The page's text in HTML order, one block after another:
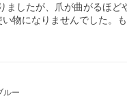
ましたが、爪が曲がるほど
物になりませんでした。
ルー